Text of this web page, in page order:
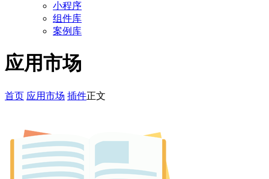
小程序
组件库
案例库
应用市场
首页 应用市场 插件正文